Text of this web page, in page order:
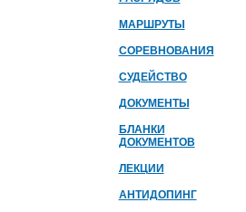
МАРШРУТЫ
СОРЕВНОВАНИЯ
СУДЕЙСТВО
ДОКУМЕНТЫ
БЛАНКИ
ДОКУМЕНТОВ
ЛЕКЦИИ
АНТИДОПИНГ